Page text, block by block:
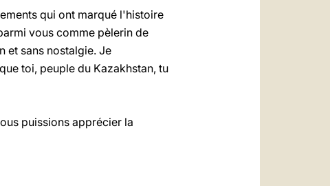
qui ont marqué l'histoire
vous comme pèlerin de
et sans nostalgie. Je
toi, peuple du Kazakhstan, tu
puissions apprécier la